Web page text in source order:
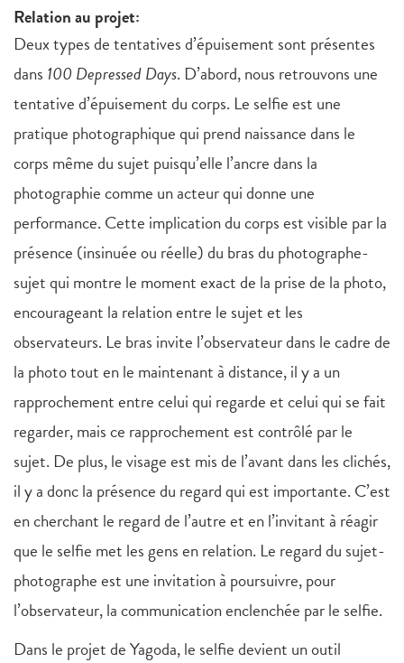
Relation au projet:
Deux types de tentatives d’épuisement sont présentes
dans 100 Depressed Days. D’abord, nous retrouvons une
tentative d’épuisement du corps. Le selfie est une
pratique photographique qui prend naissance dans le
corps même du sujet puisqu’elle l’ancre dans la
photographie comme un acteur qui donne une
performance. Cette implication du corps est visible par la
présence (insinuée ou réelle) du bras du photographe-
sujet qui montre le moment exact de la prise de la photo,
encourageant la relation entre le sujet et les
observateurs. Le bras invite l’observateur dans le cadre de
la photo tout en le maintenant à distance, il y a un
rapprochement entre celui qui regarde et celui qui se fait
regarder, mais ce rapprochement est contrôlé par le
sujet. De plus, le visage est mis de l’avant dans les clichés,
il y a donc la présence du regard qui est importante. C’est
en cherchant le regard de l’autre et en l’invitant à réagir
que le selfie met les gens en relation. Le regard du sujet-
photographe est une invitation à poursuivre, pour
l’observateur, la communication enclenchée par le selfie.
Dans le projet de Yagoda, le selfie devient un outil